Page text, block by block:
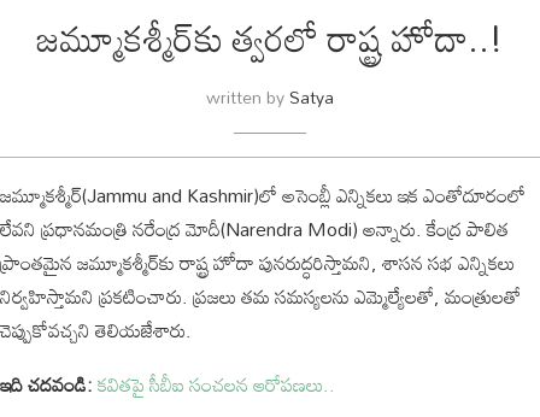
జమ్మూకశ్మీర్‌కు త్వరలో రాష్ట్ర హోదా..!
written bySatya
జమ్మూకశ్మీర్‌(Jammu and Kashmir)లో అసెంబ్లీ ఎన్నికలు ఇక ఎంతోదూరంలో
లేవని ప్రధానమంత్రి నరేంద్ర మోదీ(Narendra Modi) అన్నారు. కేంద్ర పాలిత
ప్రాంతమైన జమ్మూకశ్మీర్‌కు రాష్ట్ర హోదా పునరుద్ధరిస్తామని, శాసన సభ ఎన్నికలు
నిర్వహిస్తామని ప్రకటించారు. ప్రజలు తమ సమస్యలను ఎమ్మెల్యేలతో, మంత్రులతో
చెప్పుకోవచ్చని తెలియజేశారు.
ఇది చదవండి:కవితపై సీబీఐ సంచలన ఆరోపణలు..